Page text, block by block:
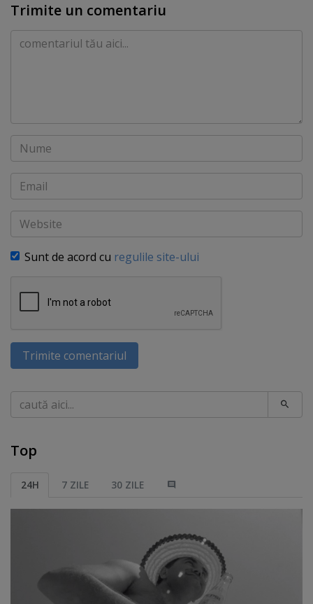
Trimite un comentariu
Comentariu
Nume
Email
Website
Sunt de acord cu regulile site-ului
Trimite comentariul
Caută
Top
24H 7 ZILE 30 ZILE